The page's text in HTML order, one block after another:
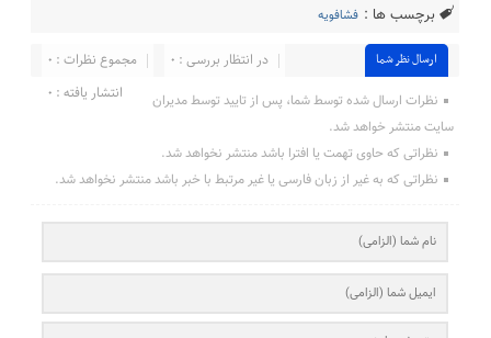
برچسب ها : فشافویه
ارسال نظر شما مجموع نظرات : 0
در انتظار بررسی : 0
انتشار یافته : ۰
نظرات ارسال شده توسط شما، پس از تایید توسط مدیران
سایت منتشر خواهد شد.
نظراتی که حاوی تهمت یا افترا باشد منتشر نخواهد شد.
نظراتی که به غیر از زبان فارسی یا غیر مرتبط با خبر باشد منتشر نخواهد شد.